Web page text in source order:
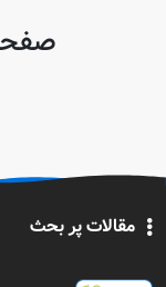
مقالات پر بحث